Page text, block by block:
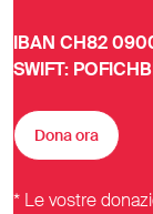
IBAN CH82
SWIFT:
Dona ora
* Le vostre